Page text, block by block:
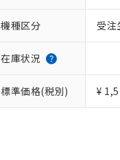
機種区分 受注
在庫状況
標準価格(税別) ¥